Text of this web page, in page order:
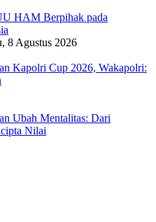
HAM Berpihak pada
8 Agustus 2026
Kapolri Cup 2026, Wakapolri:
Ubah Mentalitas: Dari
Nilai